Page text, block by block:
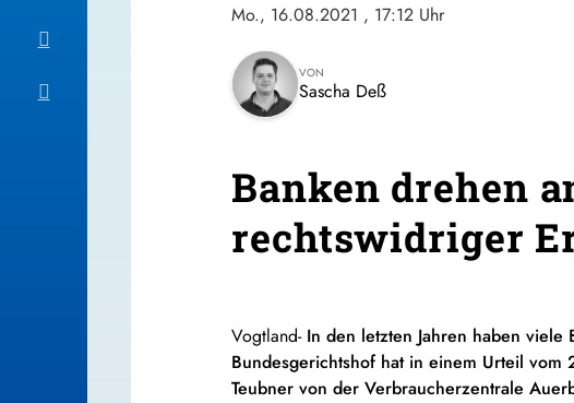
Mo., 16.08.2021 , 17:12 Uhr
VON
Sascha Deß
Banken drehen
rechtswidriger
Vogtland- In den letzten Jahren haben
Bundesgerichtshof hat in einem Urteil
Teubner von der Verbraucherzentrale